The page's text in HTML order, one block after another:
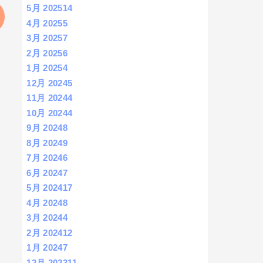
5月 202514
4月 20255
3月 20257
2月 20256
1月 20254
12月 20245
11月 20244
10月 20244
9月 20248
8月 20249
7月 20246
6月 20247
5月 202417
4月 20248
3月 20244
2月 202412
1月 20247